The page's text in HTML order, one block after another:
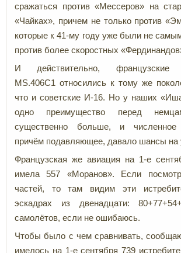
сражаться против «Мессеров» на
«Чайках», причем не только против
которые к 41-му году уже были не
против более скоростных
И действительно, французские
MS.406C1 относились к тому же
что и советские И-16. Но у наших
одно преимущество перед
существенно больше, и численное
причём подавляющее, давало шансы на
Французская же авиация на 1-е
имела 557 «Моранов». Если
частей, то там видим эти
эскадрах из двенадцати:
самолётов, если не ошибаюсь.
Чтобы было с чем сравнивать,
имелось на 1-е сентября 739